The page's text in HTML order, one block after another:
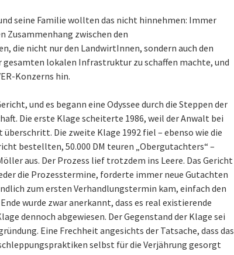
seine Familie wollten das nicht hinnehmen: Immer
Zusammenhang zwischen den
die nicht nur den LandwirtInnen, sondern auch den
gesamten lokalen Infrastruktur zu schaffen machte, und
Konzerns hin.
und es begann eine Odyssee durch die Steppen der
Die erste Klage scheiterte 1986, weil der Anwalt bei
überschritt. Die zweite Klage 1992 fiel – ebenso wie die
bestellten, 50.000 DM teuren „Obergutachters“ –
aus. Der Prozess lief trotzdem ins Leere. Das Gericht
die Prozesstermine, forderte immer neue Gutachten
zum ersten Verhandlungstermin kam, einfach den
wurde zwar anerkannt, dass es real existierende
dennoch abgewiesen. Der Gegenstand der Klage sei
Eine Frechheit angesichts der Tatsache, dass das
selbst für die Verjährung gesorgt